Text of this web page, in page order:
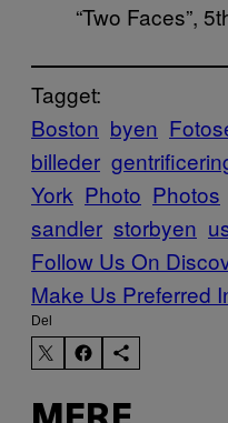
“Two Faces”,
Tagget:
Boston byen
billeder
York Photo Photos
sandler storbyen
Follow Us On
Make Us Preferred
Del